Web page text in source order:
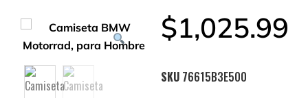
$1,025.99
SKU 76615B3E500